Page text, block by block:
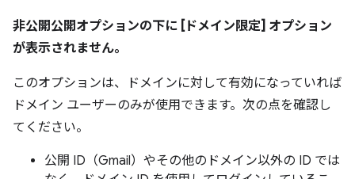
非公開公開オプションの下に [ドメイン限定] オプション
が表示されません。
このオプションは、ドメインに対して有効になっていれば
ドメイン ユーザーのみが使用できます。次の点を確認し
てください。
公開 ID（Gmail）やその他のドメイン以外の ID では